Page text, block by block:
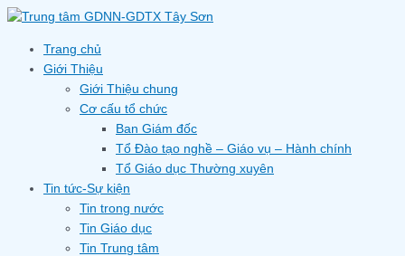
Skip
contentTrang chủ
Giới Thiệu
Giới Thiệu chung
Cơ cấu tổ chức
Ban Giám đốc
Tổ Đào tạo nghề – Giáo vụ – Hành chính
Tổ Giáo dục Thường xuyên
Tin tức-Sự kiện
Tin trong nước
Tin Giáo dục
Tin Trung tâm